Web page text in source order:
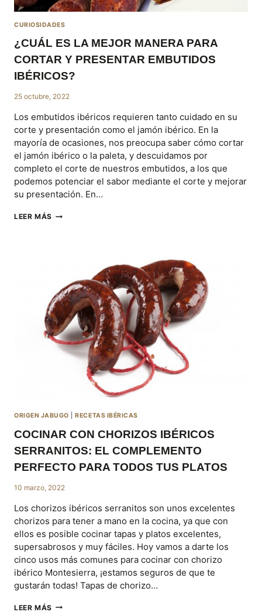
CURIOSIDADES
¿CUÁL ES LA MEJOR MANERA PARA
CORTAR Y PRESENTAR EMBUTIDOS
IBÉRICOS?
25 octubre, 2022
Los embutidos ibéricos requieren tanto cuidado en su
corte y presentación como el jamón ibérico. En la
mayoría de ocasiones, nos preocupa saber cómo cortar
el jamón ibérico o la paleta, y descuidamos por
completo el corte de nuestros embutidos, a los que
podemos potenciar el sabor mediante el corte y mejorar
su presentación. En…
LEER MÁS¿CUÁL
CORTAR
PRESENTAR
EMBUTIDOS
IBÉRICOS?
ORIGEN JABUGO |RECETAS IBÉRICAS
COCINAR CON CHORIZOS IBÉRICOS
SERRANITOS: EL COMPLEMENTO
PERFECTO PARA TODOS TUS PLATOS
10 marzo, 2022
Los chorizos ibéricos serranitos son unos excelentes
chorizos para tener a mano en la cocina, ya que con
ellos es posible cocinar tapas y platos excelentes,
supersabrosos y muy fáciles. Hoy vamos a darte los
cinco usos más comunes para cocinar con chorizo
ibérico Montesierra, ¡estamos seguros de que te
gustarán todas! Tapas de chorizo…
LEER MÁSCOCINAR